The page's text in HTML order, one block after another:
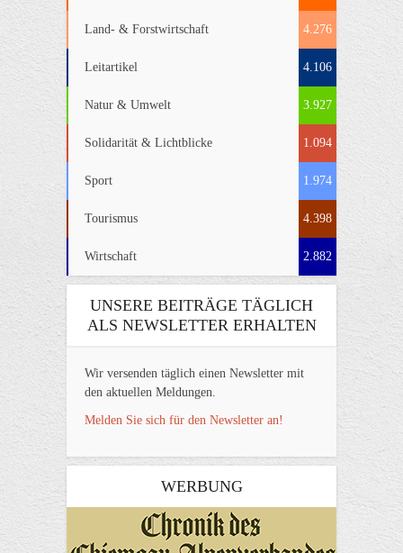
Land- & Forstwirtschaft 4.276
Leitartikel 4.106
Natur & Umwelt 3.927
Solidarität & Lichtblicke 1.094
Sport 1.974
Tourismus 4.398
Wirtschaft 2.882
UNSERE BEITRÄGE TÄGLICH
ALS NEWSLETTER ERHALTEN
Wir versenden täglich einen Newsletter mit
den aktuellen Meldungen.
Melden Sie sich für den Newsletter an!
WERBUNG